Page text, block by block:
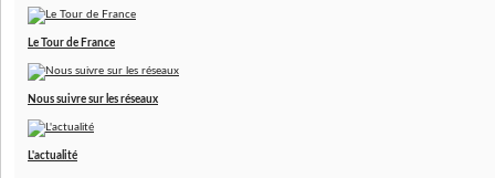
Le Tour de France
Nous suivre sur les réseaux
L'actualité